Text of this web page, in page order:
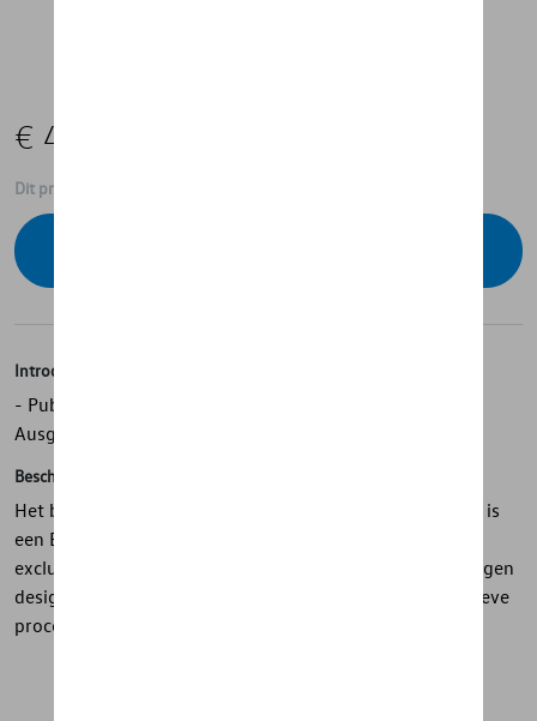
€ 40,00
Dit product is momenteel niet op stock
Introductie
- Publikatie "Creating Memories" in het Engelstalige
Ausgabe
Beschrijving
Het boek Creating Memories uit de Volkswagen collectie is
een Engelstalige publicatie van 168 pagina’s die een
exclusieve blik biedt achter de schermen van de Volkswagen
designstudio. Het boek neemt de lezer mee in het creatieve
proces en de ontwikkeling van iconische ontwerpen.